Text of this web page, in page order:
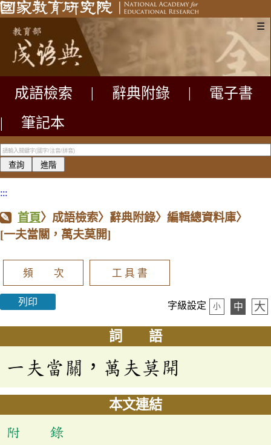
☰
成語檢索 辭典附錄
電子書
|
筆記本
:::
首頁〉成語檢索〉辭典附錄〉編輯總資料庫〉
[一夫當關，萬夫莫開]
頻 次 工 具 書
列印 字級設定 小 中 大
詞 語
一夫當關，萬夫莫開
本文連結
附 錄